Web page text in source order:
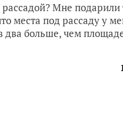
Мне
места под рассаду у
два больше, чем